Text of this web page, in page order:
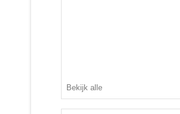
Bekijk alle